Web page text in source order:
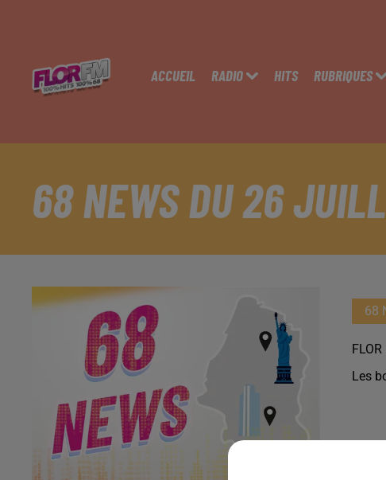
ACCUEIL RADIO HITS RUBRIQUES
68 NEWS DU 26
68
FLOR
Les